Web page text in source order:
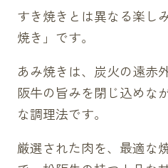
すき焼きとは異なる楽し
焼き」です。
あみ焼きは、炭火の遠赤
阪牛の旨みを閉じ込めな
な調理法です。
厳選された肉を、最適な